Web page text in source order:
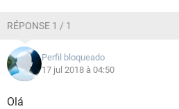
RÉPONSE 1 / 1
Perfil bloqueado
17 jul 2018 à 04:50
Olá